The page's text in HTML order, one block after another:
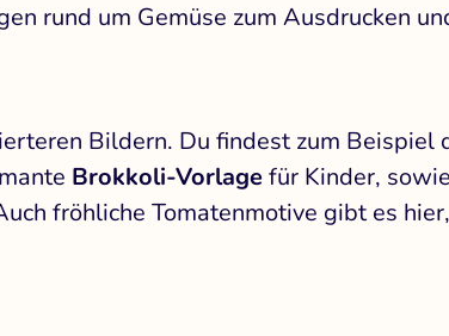
rund um Gemüse zum Ausdrucken
Bildern. Du findest zum Beispiel
Brokkoli-Vorlagefür Kinder,
fröhliche Tomatenmotive gibt es